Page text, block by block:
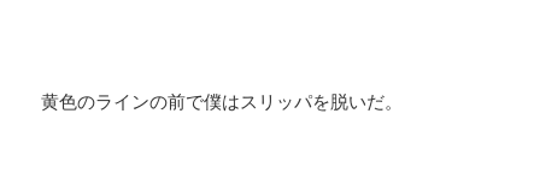
黄色のラインの前で僕はスリッパを脱いだ。